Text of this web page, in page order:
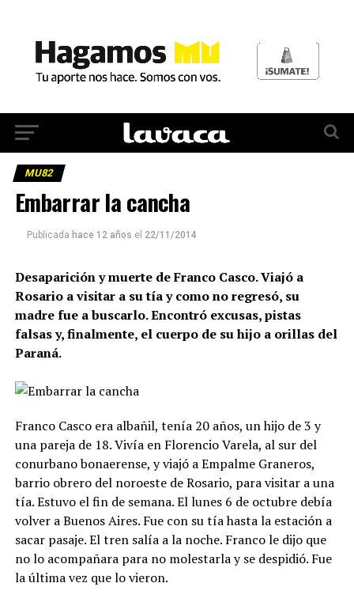
MU82
Embarrar la cancha
Publicada hace 12 años el 22/11/2014
Desaparición y muerte de Franco Casco. Viajó a
Rosario a visitar a su tía y como no regresó, su
madre fue a buscarlo. Encontró excusas, pistas
falsas y, finalmente, el cuerpo de su hijo a orillas del
Paraná.
Franco Casco era albañil, tenía 20 años, un hijo de 3 y
una pareja de 18. Vivía en Florencio Varela, al sur del
conurbano bonaerense, y viajó a Empalme Graneros,
barrio obrero del noroeste de Rosario, para visitar a una
tía. Estuvo el fin de semana. El lunes 6 de octubre debía
volver a Buenos Aires. Fue con su tía hasta la estación a
sacar pasaje. El tren salía a la noche. Franco le dijo que
no lo acompañara para no molestarla y se despidió. Fue
la última vez que lo vieron.